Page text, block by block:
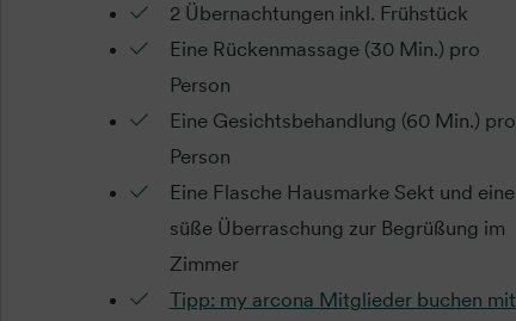
2 Übernachtungen inkl. Frühstück
Eine Rückenmassage (30 Min.) pro
Person
Eine Gesichtsbehandlung (60 Min.) pro
Person
Eine Flasche Hausmarke Sekt und eine
süße Überraschung zur Begrüßung im
Zimmer
Tipp: my arcona Mitglieder buchen mit